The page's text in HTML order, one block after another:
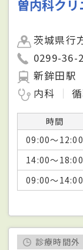
曽内科クリ
茨城県行
0299-36-
新鉾田駅
内科
時間
09:00～12:00
14:00～18:00
09:00～14:00
診療時間外